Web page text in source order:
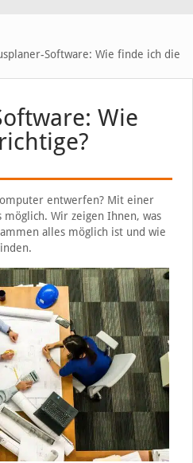
Software: Wie finde ich die
Wie
entwerfen? Mit einer
möglich. Wir zeigen Ihnen, was
alles möglich ist und wie